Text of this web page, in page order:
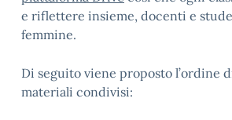
e riflettere insieme, docenti e
femmine.
Di seguito viene proposto l’ordine
materiali condivisi: